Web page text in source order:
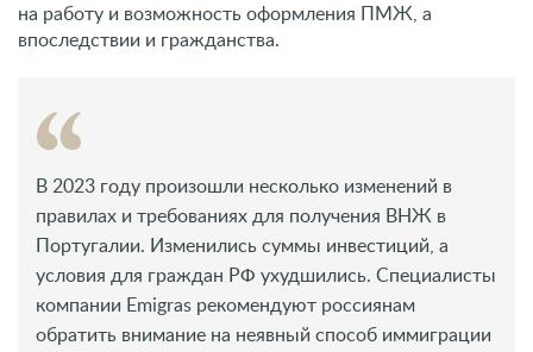
на работу и возможность оформления ПМЖ, а
впоследствии и гражданства.
В 2023 году произошли несколько изменений в
правилах и требованиях для получения ВНЖ в
Португалии. Изменились суммы инвестиций, а
условия для граждан РФ ухудшились. Специалисты
компании Emigras рекомендуют россиянам
обратить внимание на неявный способ иммиграции